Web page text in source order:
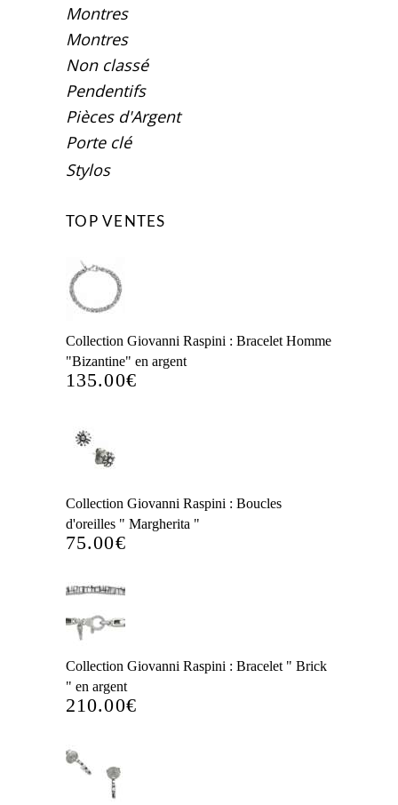
Montres
Montres
Non classé
Pendentifs
Pièces d'Argent
Porte clé
Stylos
TOP VENTES
Collection Giovanni Raspini : Bracelet Homme
"Bizantine" en argent
135.00€
Collection Giovanni Raspini : Boucles
d'oreilles " Margherita "
75.00€
Collection Giovanni Raspini : Bracelet " Brick
" en argent
210.00€